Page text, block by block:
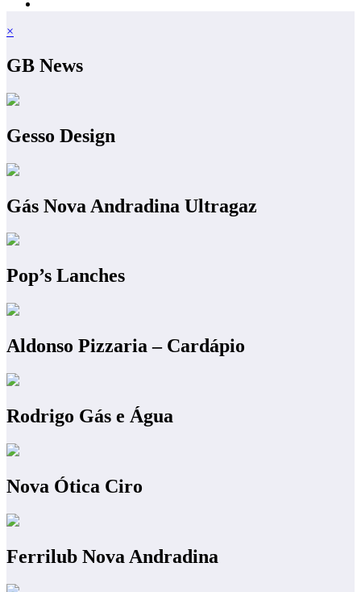
×
GB News
Gesso Design
Gás Nova Andradina Ultragaz
Pop’s Lanches
Aldonso Pizzaria – Cardápio
Rodrigo Gás e Água
Nova Ótica Ciro
Ferrilub Nova Andradina